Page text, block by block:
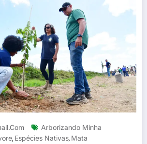
Arborizando Minha
, Espécies Nativas, Mata